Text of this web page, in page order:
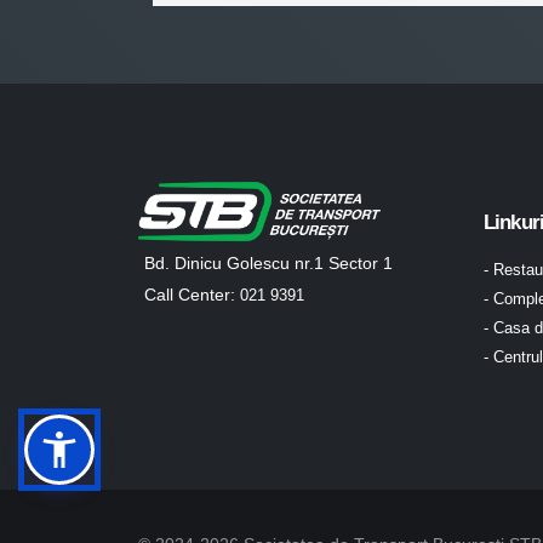
Bd. Dinicu Golescu nr.1 Sector 1
Call Center: 021 9391
-
-
- Casa
-